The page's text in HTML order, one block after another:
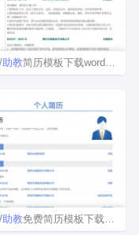
/助教简历模板下载word格式
/助教免费简历模板下载word格式